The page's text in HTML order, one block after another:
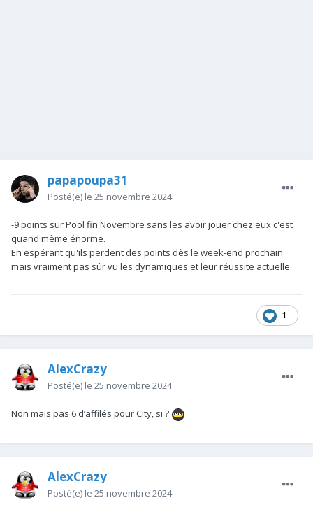
papapoupa31
Posté(e) le 25 novembre 2024
-9 points sur Pool fin Novembre sans les avoir jouer chez eux c'est
quand même énorme.
En espérant qu'ils perdent des points dès le week-end prochain
mais vraiment pas sûr vu les dynamiques et leur réussite actuelle.
1
AlexCrazy
Posté(e) le 25 novembre 2024
Non mais pas 6 d’affilés pour City, si ?
AlexCrazy
Posté(e) le 25 novembre 2024